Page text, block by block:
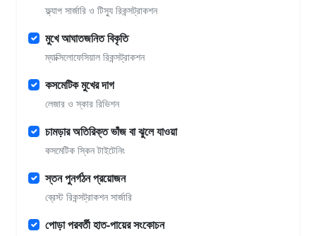
ফ্ল্যাপ সার্জারি ও টিস্যু রিকন্সট্রাকশন
মুখে আঘাতজনিত বিকৃতি
ম্যাক্সিলোফেসিয়াল রিকন্সট্রাকশন
কসমেটিক মুখের দাগ
লেজার ও স্কার রিভিশন
চামড়ার অতিরিক্ত ভাঁজ বা ঝুলে যাওয়া
কসমেটিক স্কিন টাইটেনিং
স্তন পুনর্গঠন প্রয়োজন
ব্রেস্ট রিকন্সট্রাকশন সার্জারি
পোড়া পরবর্তী হাত-পায়ের সংকোচন